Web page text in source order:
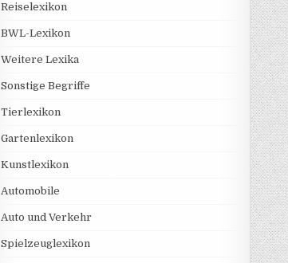
Reiselexikon
BWL-Lexikon
Weitere Lexika
Sonstige Begriffe
Tierlexikon
Gartenlexikon
Kunstlexikon
Automobile
Auto und Verkehr
Spielzeuglexikon